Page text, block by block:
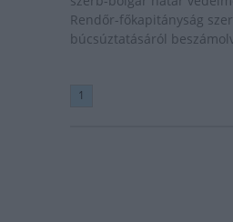
Rendőr-főkapitányság
búcsúztatásáról
1